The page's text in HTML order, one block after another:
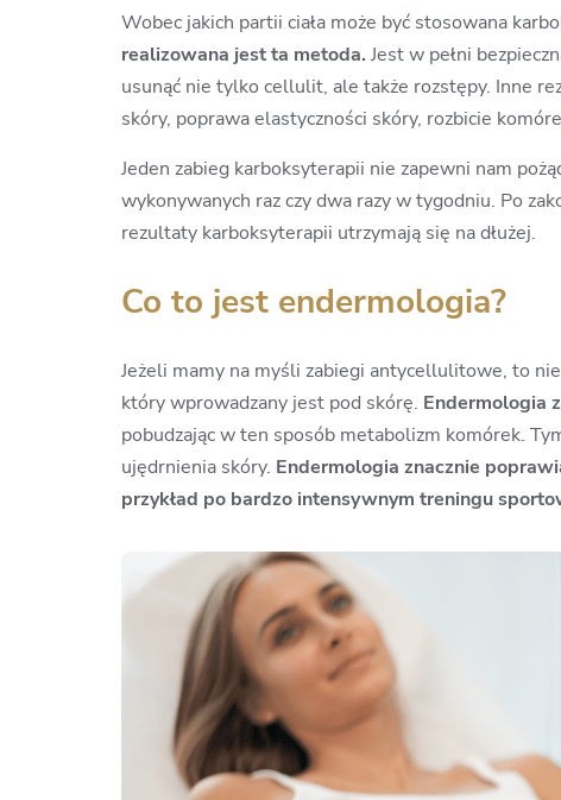
Wobec jakich partii ciała może być stosowana
realizowana jest ta metoda. Jest w pełni
usunąć nie tylko cellulit, ale także rozstępy. Inne
skóry, poprawa elastyczności skóry, rozbicie
Jeden zabieg karboksyterapii nie zapewni nam
wykonywanych raz czy dwa razy w tygodniu. Po
rezultaty karboksyterapii utrzymają się na dłużej.
Co to jest endermologia?
Jeżeli mamy na myśli zabiegi antycellulitowe, to
który wprowadzany jest pod skórę. Endermologia
pobudzając w ten sposób metabolizm komórek.
ujędrnienia skóry. Endermologia znacznie
przykład po bardzo intensywnym treningu